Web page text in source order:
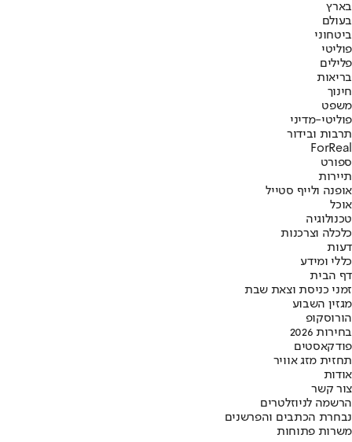
בארץ
בעולם
ביטחוני
פוליטי
פלילים
בריאות
חינוך
משפט
פוליטי-מדיני
תרבות ובידור
ForReal
ספורט
תיירות
אופנה ולייף סטייל
אוכל
טכנולוגיה
כלכלה וצרכנות
דעות
כללי ומידע
דף הבית
זמני כניסת וצאת שבת
מגזין השבוע
הורוסקופ
בחירות 2026
פודקאסטים
תחזית מזג אוויר
אודות
צור קשר
הרשמה לניוזלטרים
נבחרת הכתבים והפרשנים
משרות פתוחות